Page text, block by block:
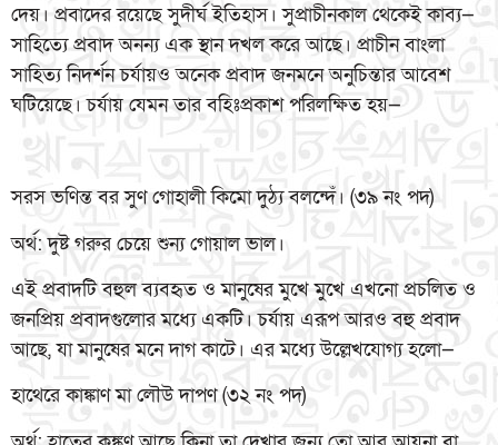
দেয়। প্রবাদের রয়েছে সুদীর্ঘ ইতিহাস। সুপ্রাচীনকাল থেকেই কাব্য—
সাহিত্যে প্রবাদ অনন্য এক স্থান দখল করে আছে। প্রাচীন বাংলা
সাহিত্য নিদর্শন চর্যায়ও অনেক প্রবাদ জনমনে অনুচিন্তার আবেশ
ঘটিয়েছে। চর্যায় যেমন তার বহিঃপ্রকাশ পরিলক্ষিত হয়—
সরস ভণিন্ত বর সুণ গোহালী কিমো দুঠ্য বলন্দেঁ। (৩৯ নং পদ)
অর্থ: দুষ্ট গরুর চেয়ে শুন্য গোয়াল ভাল।
এই প্রবাদটি বহুল ব্যবহৃত ও মানুষের মুখে মুখে এখনো প্রচলিত ও
জনপ্রিয় প্রবাদগুলোর মধ্যে একটি। চর্যায় এরূপ আরও বহু প্রবাদ
আছে, যা মানুষের মনে দাগ কাটে। এর মধ্যে উল্লেখযোগ্য হলো—
হাথেরে কাঙ্কাণ মা লৌউ দাপণ (৩২ নং পদ)